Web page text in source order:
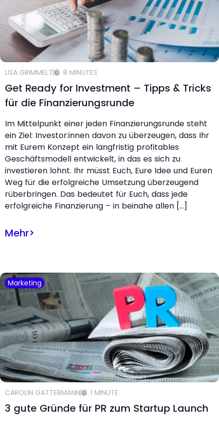
LISA GRIMMELT 8 MINUTES
Get Ready for Investment – Tipps & Tricks
für die Finanzierungsrunde
Im Mittelpunkt einer jeden Finanzierungsrunde steht
ein Ziel: Investor:innen davon zu überzeugen, dass Ihr
mit Eurem Konzept ein langfristig profitables
Geschäftsmodell entwickelt, in das es sich zu
investieren lohnt. Ihr müsst Euch, Eure Idee und Euren
Weg für die erfolgreiche Umsetzung überzeugend
rüberbringen. Das bedeutet für Euch, dass jede
erfolgreiche Finanzierung – in beinahe allen […]
Mehr>
Marketing
CAROLIN GATTERMANN 1 MINUTE
3 gute Gründe für PR zum Startup Launch